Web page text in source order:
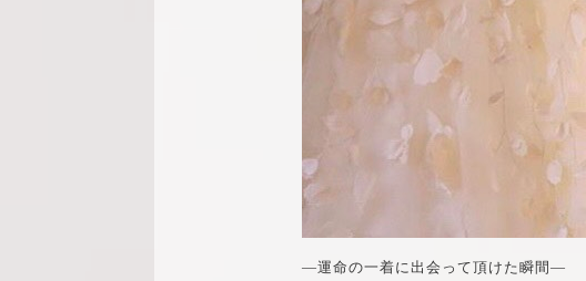
―運命の一着に出会って頂けた瞬間―